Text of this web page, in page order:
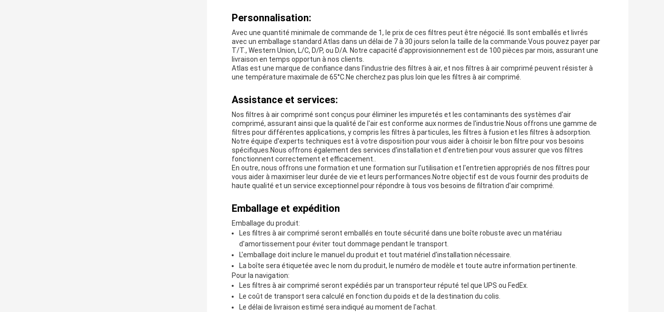
Personnalisation:
Avec une quantité minimale de commande de 1, le prix de ces filtres peut être négocié. Ils sont emballés et livrés
avec un emballage standard Atlas dans un délai de 7 à 30 jours selon la taille de la commande.Vous pouvez payer par
T/T., Western Union, L/C, D/P, ou D/A. Notre capacité d'approvisionnement est de 100 pièces par mois, assurant une
livraison en temps opportun à nos clients.
Atlas est une marque de confiance dans l'industrie des filtres à air, et nos filtres à air comprimé peuvent résister à
une température maximale de 65°C.Ne cherchez pas plus loin que les filtres à air comprimé.
Assistance et services:
Nos filtres à air comprimé sont conçus pour éliminer les impuretés et les contaminants des systèmes d'air
comprimé, assurant ainsi que la qualité de l'air est conforme aux normes de l'industrie.Nous offrons une gamme de
filtres pour différentes applications, y compris les filtres à particules, les filtres à fusion et les filtres à adsorption.
Notre équipe d'experts techniques est à votre disposition pour vous aider à choisir le bon filtre pour vos besoins
spécifiques.Nous offrons également des services d'installation et d'entretien pour vous assurer que vos filtres
fonctionnent correctement et efficacement..
En outre, nous offrons une formation et une formation sur l'utilisation et l'entretien appropriés de nos filtres pour
vous aider à maximiser leur durée de vie et leurs performances.Notre objectif est de vous fournir des produits de
haute qualité et un service exceptionnel pour répondre à tous vos besoins de filtration d'air comprimé.
Emballage et expédition
Emballage du produit:
Les filtres à air comprimé seront emballés en toute sécurité dans une boîte robuste avec un matériau
d'amortissement pour éviter tout dommage pendant le transport.
L'emballage doit inclure le manuel du produit et tout matériel d'installation nécessaire.
La boîte sera étiquetée avec le nom du produit, le numéro de modèle et toute autre information pertinente.
Pour la navigation:
Les filtres à air comprimé seront expédiés par un transporteur réputé tel que UPS ou FedEx.
Le coût de transport sera calculé en fonction du poids et de la destination du colis.
Le délai de livraison estimé sera indiqué au moment de l'achat.